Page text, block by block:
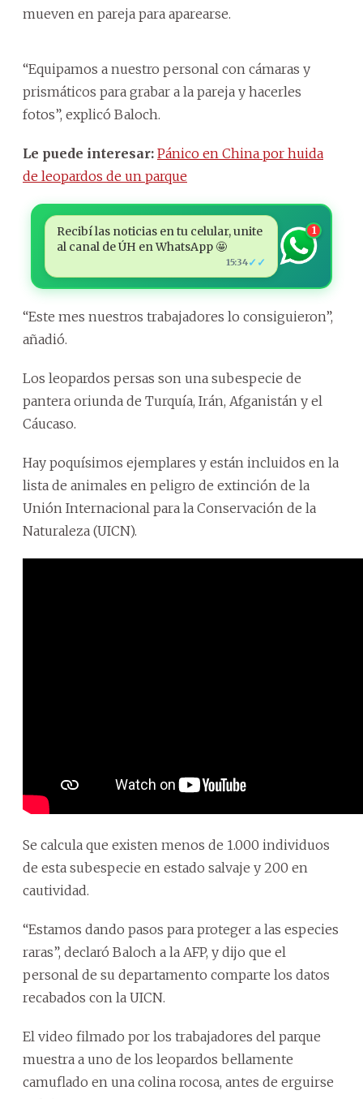
mueven en pareja para aparearse.
“Equipamos a nuestro personal con cámaras y
prismáticos para grabar a la pareja y hacerles
fotos”, explicó Baloch.
Le puede interesar: Pánico en China por huida
de leopardos de un parque
Recibí las noticias en tu celular, unite
al canal de ÚH en WhatsApp 🤩
15:34✓✓
1
“Este mes nuestros trabajadores lo consiguieron”,
añadió.
Los leopardos persas son una subespecie de
pantera oriunda de Turquía, Irán, Afganistán y el
Cáucaso.
Hay poquísimos ejemplares y están incluidos en la
lista de animales en peligro de extinción de la
Unión Internacional para la Conservación de la
Naturaleza (UICN).
Se calcula que existen menos de 1.000 individuos
de esta subespecie en estado salvaje y 200 en
cautividad.
“Estamos dando pasos para proteger a las especies
raras”, declaró Baloch a la AFP, y dijo que el
personal de su departamento comparte los datos
recabados con la UICN.
El video filmado por los trabajadores del parque
muestra a uno de los leopardos bellamente
camuflado en una colina rocosa, antes de erguirse